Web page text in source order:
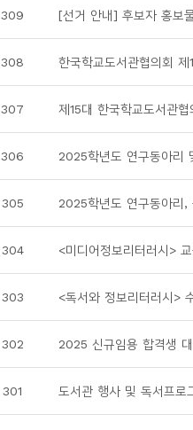
309 [선거 안내] 후보자 홍보
308 한국학교도서관협의회
307 제15대 한국학교도서관
306 2025학년도 연구동아리
305 2025학년도 연구동아리,
304 <미디어정보리터러시>
303 <독서와 정보리터러시>
302 2025 신규임용 합격생
301 도서관 행사 및 독서프로